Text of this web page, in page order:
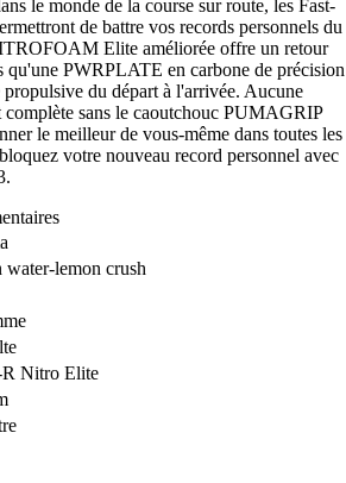
le monde de la course sur route, les Fast-
de battre vos records personnels du
Elite améliorée offre un retour
qu'une PWRPLATE en carbone de précision
propulsive du départ à l'arrivée. Aucune
complète sans le caoutchouc PUMAGRIP
le meilleur de vous-même dans toutes les
votre nouveau record personnel avec
water-lemon crush
R Nitro Elite